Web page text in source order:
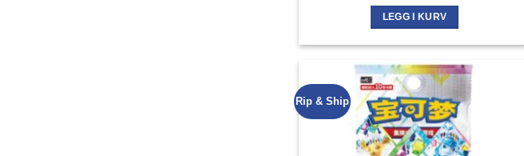
var:
299,00 kr.
LEGG I KURV
Rip & Ship